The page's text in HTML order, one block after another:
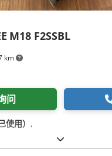
km
M18 F2SSBL
问
使用） ,